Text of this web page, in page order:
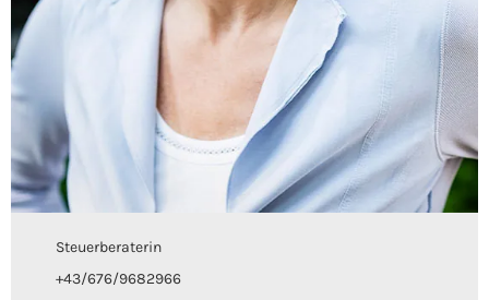
Steuerberaterin
+43/676/9682966